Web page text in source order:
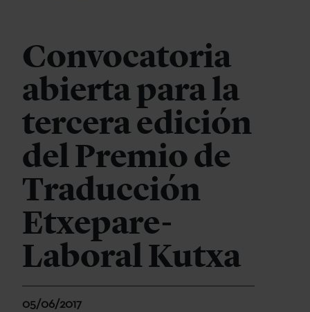
Convocatoria
abierta para la
tercera edición
del Premio de
Traducción
Etxepare-
Laboral Kutxa
05/06/2017